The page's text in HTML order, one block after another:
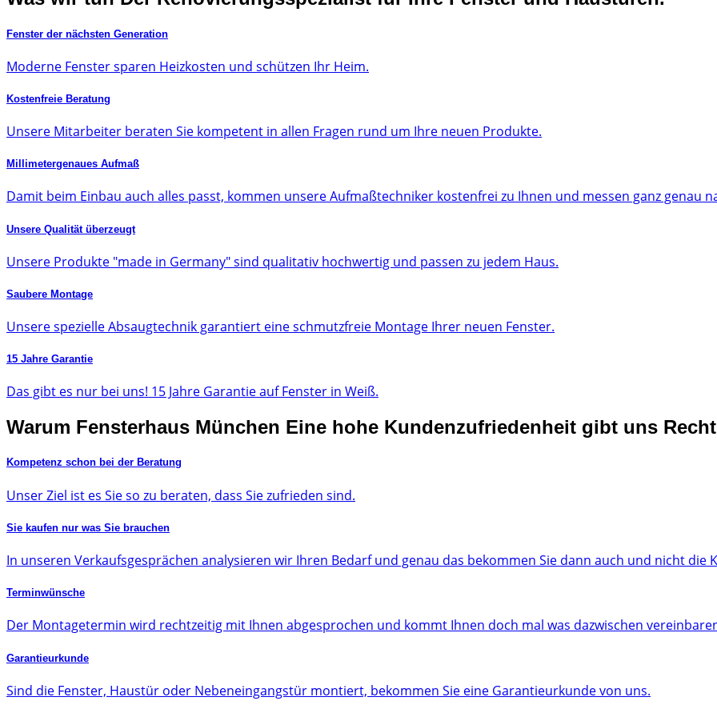
Fenster der nächsten Generation
Moderne Fenster sparen Heizkosten und schützen Ihr Heim.
Kostenfreie Beratung
Unsere Mitarbeiter beraten Sie kompetent in allen Fragen rund um Ihre neuen Produkte.
Millimetergenaues Aufmaß
Damit beim Einbau auch alles passt, kommen unsere Aufmaßtechniker kostenfrei zu Ihnen und messen ganz genau
Unsere Qualität überzeugt
Unsere Produkte "made in Germany" sind qualitativ hochwertig und passen zu jedem Haus.
Saubere Montage
Unsere spezielle Absaugtechnik garantiert eine schmutzfreie Montage Ihrer neuen Fenster.
15 Jahre Garantie
Das gibt es nur bei uns! 15 Jahre Garantie auf Fenster in Weiß.
Warum Fensterhaus München Eine hohe Kundenzufriedenheit gibt uns
Kompetenz schon bei der Beratung
Unser Ziel ist es Sie so zu beraten, dass Sie zufrieden sind.
Sie kaufen nur was Sie brauchen
In unseren Verkaufsgesprächen analysieren wir Ihren Bedarf und genau das bekommen Sie dann auch und nicht die
Terminwünsche
Der Montagetermin wird rechtzeitig mit Ihnen abgesprochen und kommt Ihnen doch mal was dazwischen
Garantieurkunde
Sind die Fenster, Haustür oder Nebeneingangstür montiert, bekommen Sie eine Garantieurkunde von uns.